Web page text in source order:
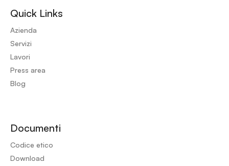
Quick Links
Azienda
Servizi
Lavori
Press area
Blog
Documenti
Codice etico
Download